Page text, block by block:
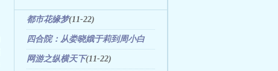
都市花缘梦(11-22)
四合院：从娄晓娥于莉到周小白
(01-26)
网游之纵横天下(11-22)